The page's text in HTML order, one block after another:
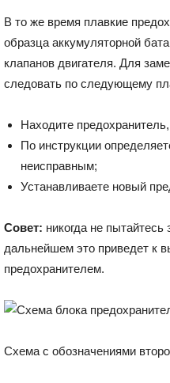
В то же время плавкие
образца аккумуляторной
клапанов двигателя. Для
следовать по следующему
Находите
По инструкции
неисправным;
Устанавливаете новый
Совет: никогда не
дальнейшем это приведет к
предохранителем.
Схема с обозначениями